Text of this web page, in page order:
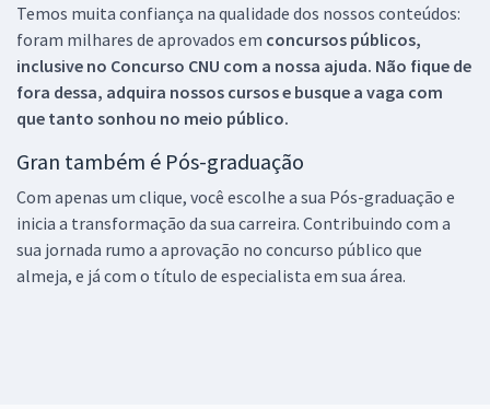
Temos muita confiança na qualidade dos nossos conteúdos:
foram milhares de aprovados em concursos públicos,
inclusive no Concurso CNU com a nossa ajuda. Não fique de
fora dessa, adquira nossos cursos e busque a vaga com
que tanto sonhou no meio público.
Gran também é Pós-graduação
Com apenas um clique, você escolhe a sua Pós-graduação e
inicia a transformação da sua carreira. Contribuindo com a
sua jornada rumo a aprovação no concurso público que
almeja, e já com o título de especialista em sua área.